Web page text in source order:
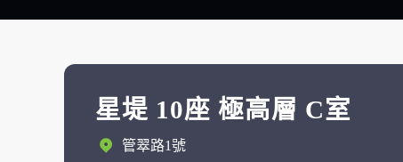
星堤 10座 極高層 C室
管翠路1號